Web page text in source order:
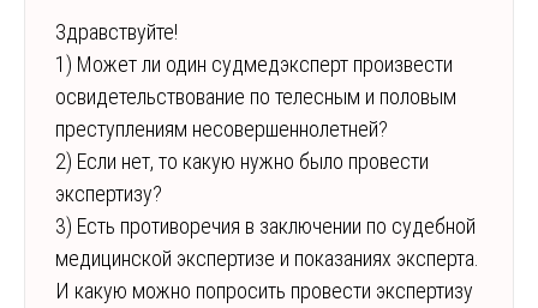
Здравствуйте!
1) Может ли один судмедэксперт произвести
освидетельствование по телесным и половым
преступлениям несовершеннолетней?
2) Если нет, то какую нужно было провести
экспертизу?
3) Есть противоречия в заключении по судебной
медицинской экспертизе и показаниях эксперта.
И какую можно попросить провести экспертизу